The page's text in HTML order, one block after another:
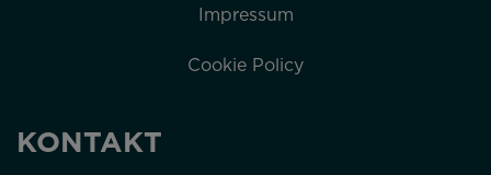
Impressum
Cookie Policy
KONTAKT